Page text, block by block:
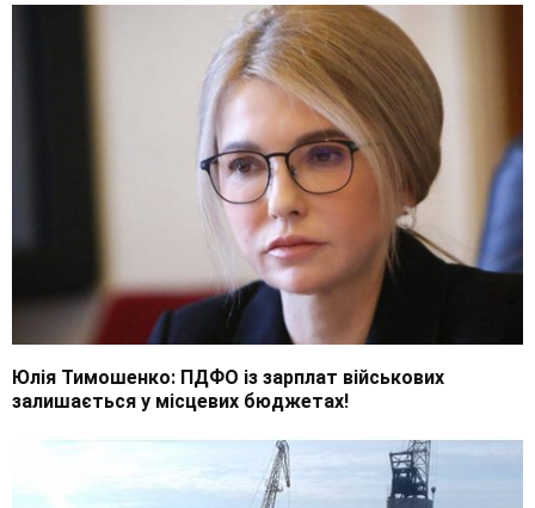
Юлія Тимошенко: ПДФО із зарплат військових
залишається у місцевих бюджетах!